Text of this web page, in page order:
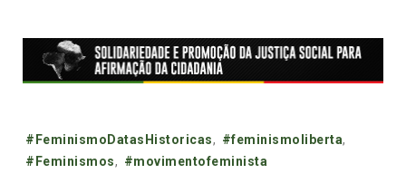
Tags:
#FeminismoDatasHistoricas, #feminismoliberta,
#Feminismos, #movimentofeminista